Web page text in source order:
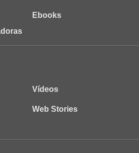
Ebooks
Vídeos
Web Stories